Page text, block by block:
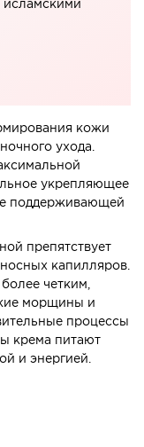
исламскими
кожи
ухода.
укрепляющее
поддерживающей
препятствует
капилляров.
четким,
морщины и
процессы
крема питают
и энергией.